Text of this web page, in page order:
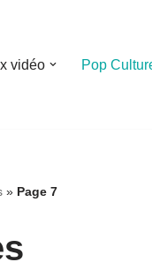
vidéo Pop
» Page 7